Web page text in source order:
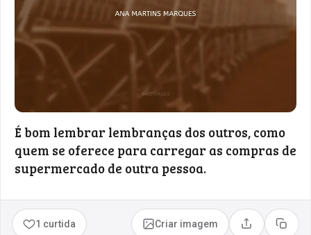
É bom lembrar lembranças dos outros, como
quem se oferece para carregar as compras de
supermercado de outra pessoa.
1 curtida Criar imagem Compartilhar
Copiar